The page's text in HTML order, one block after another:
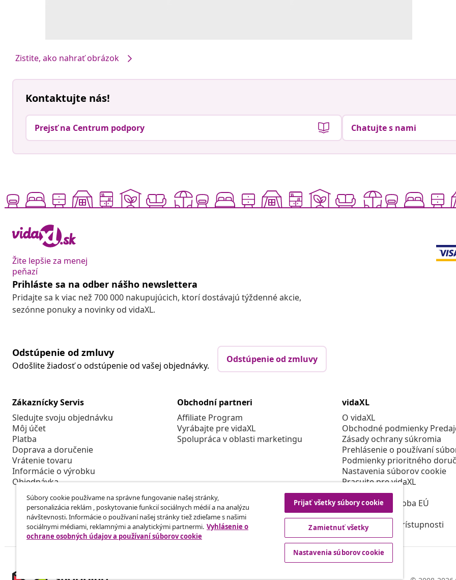
Zistite, ako nahrať obrázok
Kontaktujte nás!
Prejsť na Centrum podpory Chatujte s nami
Žite lepšie za menej
peňazí
Prihláste sa na odber nášho newslettera
Pridajte sa k viac než 700 000 nakupujúcich, ktorí dostávajú týždenné akcie,
sezónne ponuky a novinky od vidaXL.
Odstúpenie od zmluvy
Odošlite žiadosť o odstúpenie od vašej objednávky.
Odstúpenie od zmluvy
Zákaznícky Servis
Sledujte svoju objednávku
Môj účet
Platba
Doprava a doručenie
Vrátenie tovaru
Informácie o výrobku
Objednávka
Obchodní partneri
Affiliate Program
Vyrábajte pre vidaXL
Spolupráca v oblasti marketingu
vidaXL
O vidaXL
Obchodné podmienky
Zásady ochrany súkromia
Prehlásenie o používaní
Podmienky prioritného
Nastavenia súborov cookie
Pracujte pre vidaXL
Bezpečnosť
Zodpovedná osoba EÚ
Politikou EPR
Prehlásenie o prístupnosti
Súbory cookie používame na správne fungovanie našej stránky,
personalizácia reklám , poskytovanie funkcií sociálnych médií a na analýzu
návštevnosti. Informácie o používaní našej stránky tiež zdieľame s našimi
sociálnymi médiami, reklamnými a analytickými partnermi. Vyhlásenie o
ochrane osobných údajov a používaní súborov cookie
Prijať všetky súbory cookie
Zamietnuť všetky
Nastavenia súborov cookie